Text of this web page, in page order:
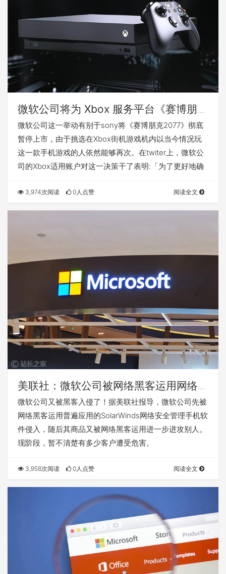
微软公司将为 Xbox 服务平台《赛博朋克
2077》数字版出示全额的退钱
微软公司这一举动有别于sony将《赛博朋克2077》彻底
暂停上市，由于挑选在Xbox街机游戏机内以当今情况玩
这一款手机游戏的人依然能够再次。在twiter上，微软公
司的Xbox适用账户对这一决策干了表明:「为了更好地确
3,974次阅读 0人点赞 阅读全文
美联社：微软公司被网络黑客运用网络安
全管理手机软件侵入 随后又被运用进攻
别人
微软公司又被黑客入侵了！据美联社报导，微软公司先被
网络黑客运用普遍应用的SolarWinds网络安全管理手机软
件侵入，随后其商品又被网络黑客运用进一步进攻别人。
现阶段，暂不清楚有多少客户遭受危害。
3,958次阅读 0人点赞 阅读全文